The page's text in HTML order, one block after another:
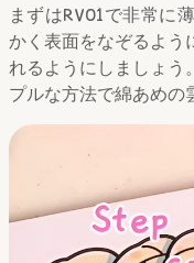
まずはRV01で非常に
かく表面をなぞるよう
れるようにしましょう
プルな方法で綿あめ